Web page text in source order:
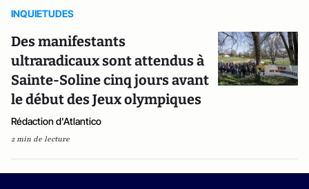
INQUIETUDES
Des manifestants
ultraradicaux sont attendus à
Sainte-Soline cinq jours avant
le début des Jeux olympiques
Rédaction d'Atlantico
2 min de lecture